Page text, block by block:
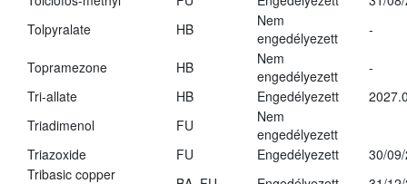
Tolpyralate
HB
Nem
engedélyezett
-
Topramezone HB
Nem
engedélyezett
-
Tri-allate
HB Engedélyezett
Triadimenol
FU
Nem
engedélyezett
Triazoxide
FU Engedélyezett
30/
Tribasic copper